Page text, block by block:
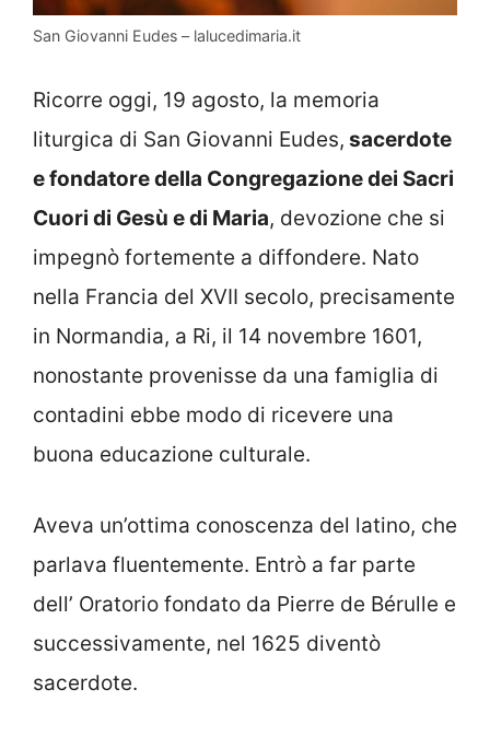
San Giovanni Eudes – lalucedimaria.it
Ricorre oggi, 19 agosto, la memoria
liturgica di San Giovanni Eudes, sacerdote
e fondatore della Congregazione dei Sacri
Cuori di Gesù e di Maria, devozione che si
impegnò fortemente a diffondere. Nato
nella Francia del XVII secolo, precisamente
in Normandia, a Ri, il 14 novembre 1601,
nonostante provenisse da una famiglia di
contadini ebbe modo di ricevere una
buona educazione culturale.
Aveva un’ottima conoscenza del latino, che
parlava fluentemente. Entrò a far parte
dell’ Oratorio fondato da Pierre de Bérulle e
successivamente, nel 1625 diventò
sacerdote.